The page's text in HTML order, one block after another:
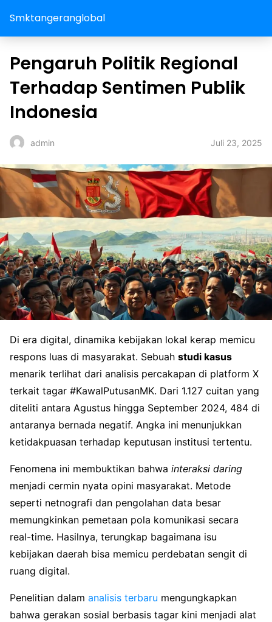
Smktangeranglobal
Pengaruh Politik Regional
Terhadap Sentimen Publik
Indonesia
admin Juli 23, 2025
Di era digital, dinamika kebijakan lokal kerap memicu
respons luas di masyarakat. Sebuah studi kasus
menarik terlihat dari analisis percakapan di platform X
terkait tagar #KawalPutusanMK. Dari 1.127 cuitan yang
diteliti antara Agustus hingga September 2024, 484 di
antaranya bernada negatif. Angka ini menunjukkan
ketidakpuasan terhadap keputusan institusi tertentu.
Fenomena ini membuktikan bahwa interaksi daring
menjadi cermin nyata opini masyarakat. Metode
seperti netnografi dan pengolahan data besar
memungkinkan pemetaan pola komunikasi secara
real-time. Hasilnya, terungkap bagaimana isu
kebijakan daerah bisa memicu perdebatan sengit di
ruang digital.
Penelitian dalam analisis terbaru mengungkapkan
bahwa gerakan sosial berbasis tagar kini menjadi alat